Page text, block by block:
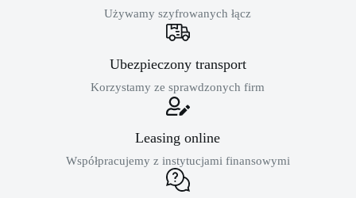
Używamy szyfrowanych łącz
Ubezpieczony transport
Korzystamy ze sprawdzonych firm
Leasing online
Współpracujemy z instytucjami finansowymi